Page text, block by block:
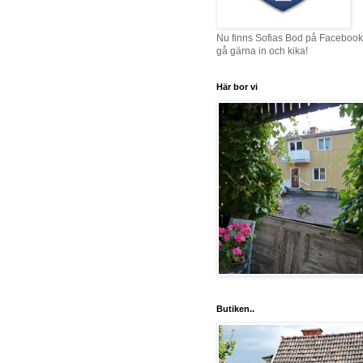
Nu finns Sofias Bod på
gå gärna in och kika!
Här bor vi
Butiken..